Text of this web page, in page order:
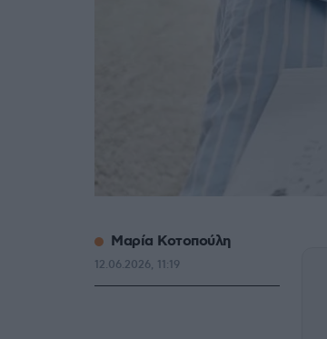
Μαρία Κοτοπούλη
12.06.2026, 11:19